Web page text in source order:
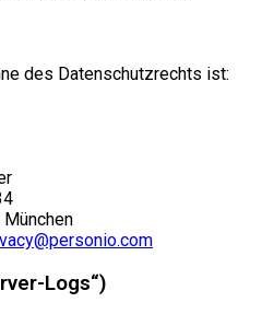
des Datenschutzrechts ist:
Logs“)